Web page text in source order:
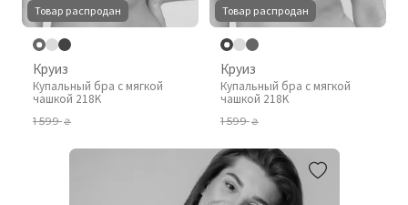
Товар распродан
Круиз
Купальный бра с мягкой
чашкой 218K
1 599₴
Товар распродан
Круиз
Купальный бра с мягкой
чашкой 218K
1 599₴